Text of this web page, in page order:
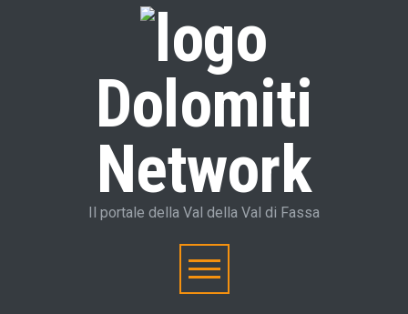
Dolomiti
Network
Il portale della Val della Val di Fassa